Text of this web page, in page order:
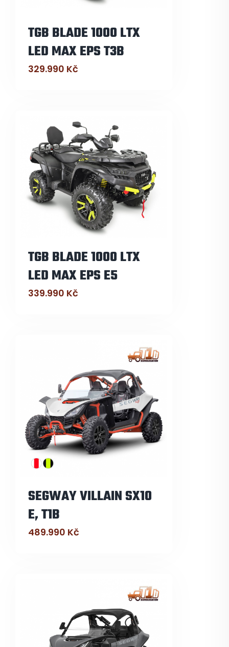
TGB BLADE 1000 LTX
LED MAX EPS T3B
329.990 Kč
TGB BLADE 1000 LTX
LED MAX EPS E5
339.990 Kč
SEGWAY VILLAIN SX10
E, T1B
489.990 Kč